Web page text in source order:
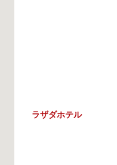
ラザダホテル